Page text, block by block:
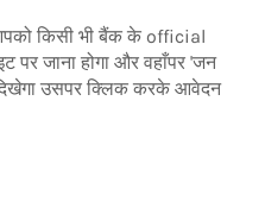
किसी भी बैंक के official
पर जाना होगा और वहाँपर 'जन
उसपर क्लिक करके आवेदन